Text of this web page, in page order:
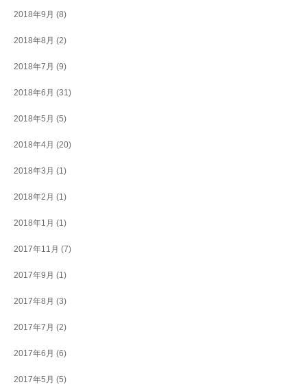
2018年9月 (8)
2018年8月 (2)
2018年7月 (9)
2018年6月 (31)
2018年5月 (5)
2018年4月 (20)
2018年3月 (1)
2018年2月 (1)
2018年1月 (1)
2017年11月 (7)
2017年9月 (1)
2017年8月 (3)
2017年7月 (2)
2017年6月 (6)
2017年5月 (5)